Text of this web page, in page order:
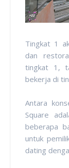
Tingkat 1
dan
tingkat 1,
bekerja di
Antara
Square
beberapa
untuk
dating